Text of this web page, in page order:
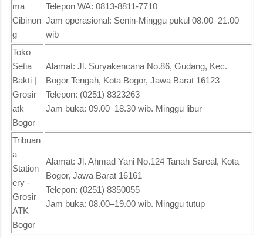
ma
Cibinon
g
Telepon WA: 0813-8811-7710
Jam operasional: Senin-Minggu pukul 08.00–21.00
wib
Toko
Setia
Bakti |
Grosir
atk
Bogor
Alamat: Jl. Suryakencana No.86, Gudang, Kec.
Bogor Tengah, Kota Bogor, Jawa Barat 16123
Telepon: (0251) 8323263
Jam buka: 09.00–18.30 wib. Minggu libur
Tribuan
a
Station
ery -
Grosir
ATK
Bogor
Alamat: Jl. Ahmad Yani No.124 Tanah Sareal, Kota
Bogor, Jawa Barat 16161
Telepon: (0251) 8350055
Jam buka: 08.00–19.00 wib. Minggu tutup